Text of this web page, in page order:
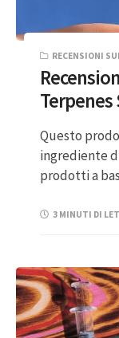
RECENSIONI
Terpenes
Questo
ingrediente
prodotti a
3 MINUTI DI